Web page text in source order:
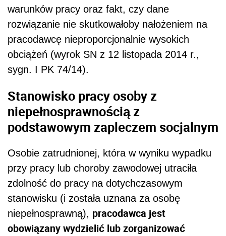
warunków pracy oraz fakt, czy dane
rozwiązanie nie skutkowałoby nałożeniem na
pracodawcę nieproporcjonalnie wysokich
obciążeń (wyrok SN z 12 listopada 2014 r.,
sygn. I PK 74/14).
Stanowisko pracy osoby z
niepełnosprawnościąz
podstawowym zapleczem socjalnym
Osobie zatrudnionej, która w wyniku wypadku
przy pracy lub choroby zawodowej utraciła
zdolność do pracy na dotychczasowym
stanowisku (i została uznana za osobę
niepełnosprawną), pracodawca jest
obowiązany wydzielić lub zorganizować